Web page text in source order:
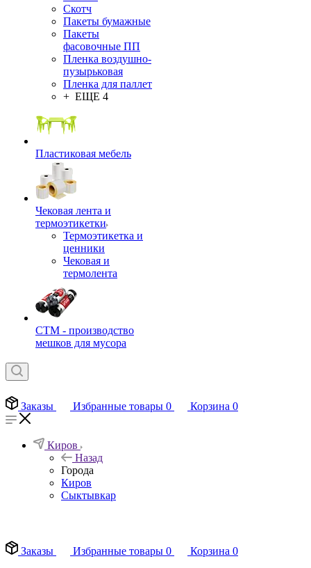
Скотч
Пакеты бумажные
Пакеты
фасовочные ПП
Пленка воздушно-
пузырьковая
Пленка для паллет
+ ЕЩЕ 4
Пластиковая мебель
Чековая лента и
термоэтикетки
Термоэтикетка и
ценники
Чековая и
термолента
СТМ - производство
мешков для мусора
Заказы Избранные товары 0 Корзина 0
Киров
Назад
Города
Киров
Сыктывкар
Заказы
Избранные товары 0 Корзина 0